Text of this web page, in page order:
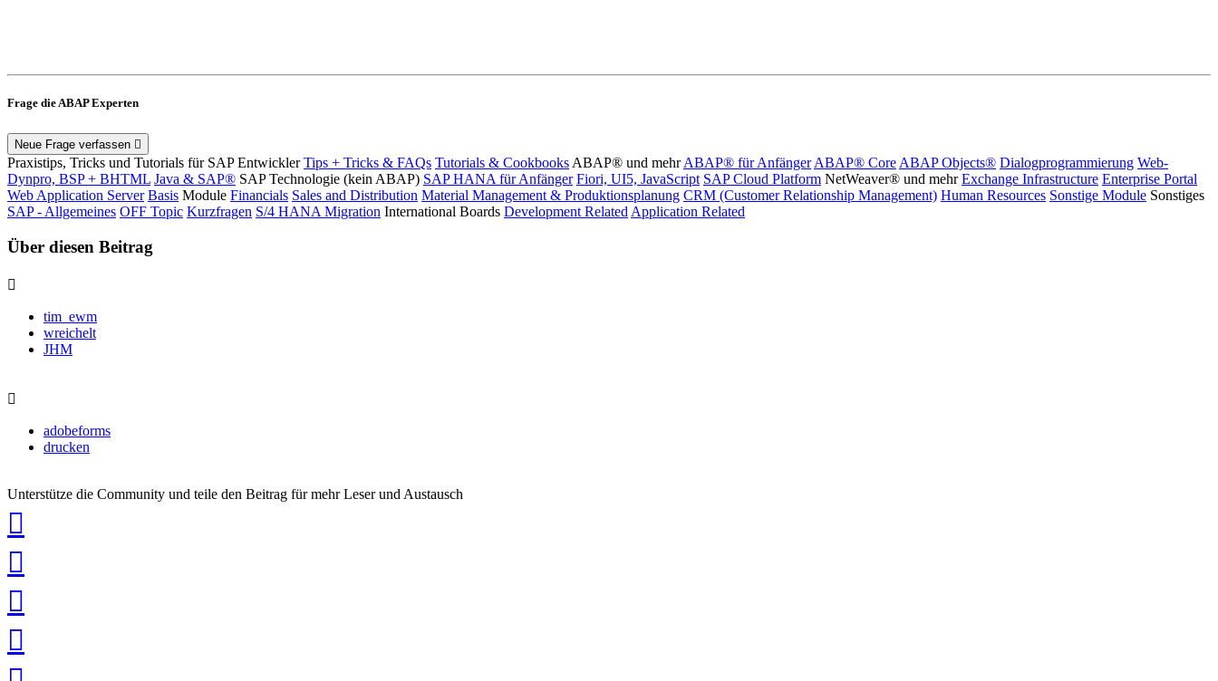
Frage die ABAP Experten
Neue Frage verfassen
Praxistips, Tricks und Tutorials für SAP Entwickler Tips + Tricks & FAQs Tutorials & Cookbooks ABAP® und mehr ABAP® für Anfänger ABAP® Core ABAP Objects® Dialogprogrammierung Web-
Dynpro, BSP + BHTML Java & SAP® SAP Technologie (kein ABAP) SAP HANA für Anfänger Fiori, UI5, JavaScript SAP Cloud Platform NetWeaver® und mehr Exchange Infrastructure Enterprise Portal
Web Application Server Basis Module Financials Sales and Distribution Material Management & Produktionsplanung CRM (Customer Relationship Management) Human Resources Sonstige Module Sonstiges
SAP - Allgemeines OFF Topic Kurzfragen S/4 HANA Migration International Boards Development Related Application Related
Über diesen Beitrag
tim_ewm
wreichelt
JHM
adobeforms
drucken
Unterstütze die Community und teile den Beitrag für mehr Leser und Austausch
teilen
teilen
teilen
teilen